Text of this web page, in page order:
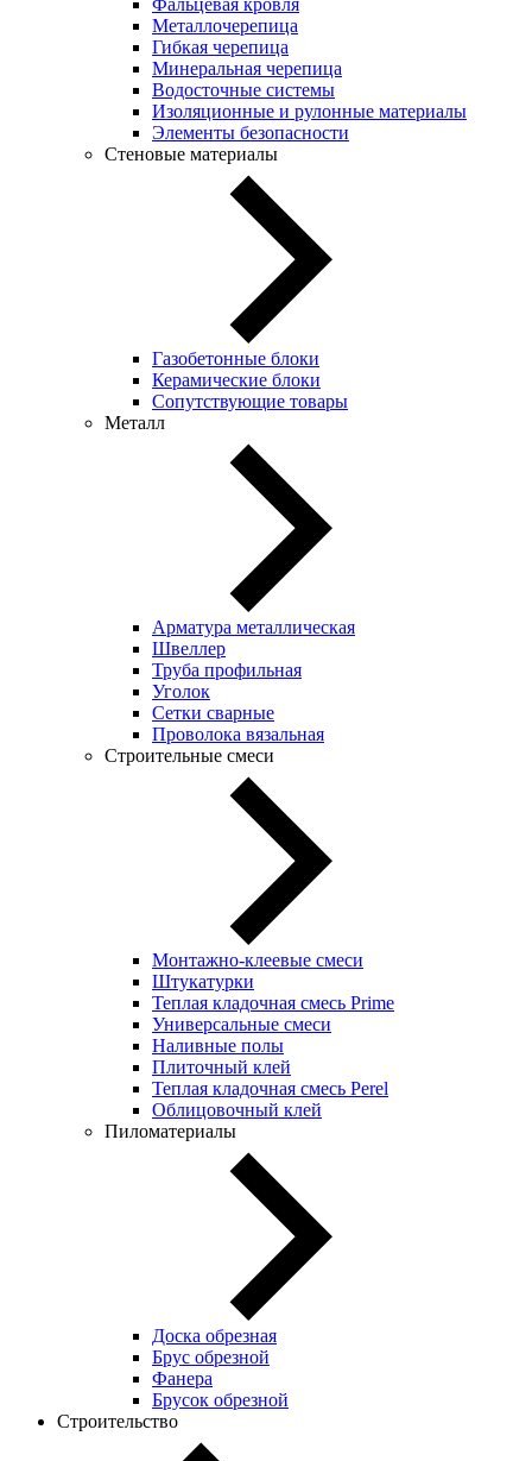
Металлочерепица
Гибкая черепица
Минеральная черепица
Водосточные системы
Изоляционные и рулонные материалы
Элементы безопасности
Стеновые материалы
Газобетонные блоки
Керамические блоки
Сопутствующие товары
Металл
Арматура металлическая
Швеллер
Труба профильная
Уголок
Сетки сварные
Проволока вязальная
Строительные смеси
Монтажно-клеевые смеси
Штукатурки
Теплая кладочная смесь Prime
Универсальные смеси
Наливные полы
Плиточный клей
Теплая кладочная смесь Perel
Облицовочный клей
Пиломатериалы
Доска обрезная
Брус обрезной
Фанера
Брусок обрезной
Строительство